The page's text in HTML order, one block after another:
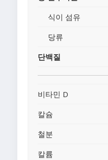
식이 섬유
당류
단백질
비타민 D
칼슘
철분
칼륨